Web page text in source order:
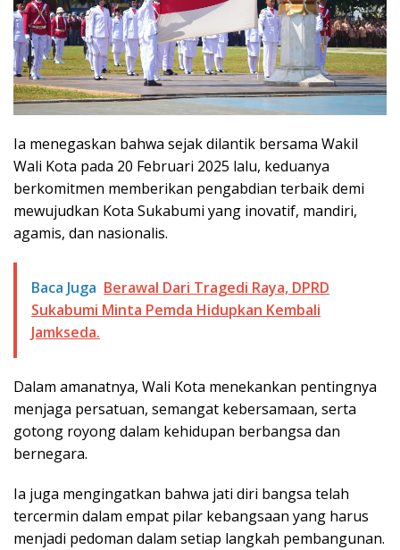
Ia menegaskan bahwa sejak dilantik bersama Wakil
Wali Kota pada 20 Februari 2025 lalu, keduanya
berkomitmen memberikan pengabdian terbaik demi
mewujudkan Kota Sukabumi yang inovatif, mandiri,
agamis, dan nasionalis.
Baca Juga Berawal Dari Tragedi Raya, DPRD
Sukabumi Minta Pemda Hidupkan Kembali
Jamkseda.
Dalam amanatnya, Wali Kota menekankan pentingnya
menjaga persatuan, semangat kebersamaan, serta
gotong royong dalam kehidupan berbangsa dan
bernegara.
Ia juga mengingatkan bahwa jati diri bangsa telah
tercermin dalam empat pilar kebangsaan yang harus
menjadi pedoman dalam setiap langkah pembangunan.